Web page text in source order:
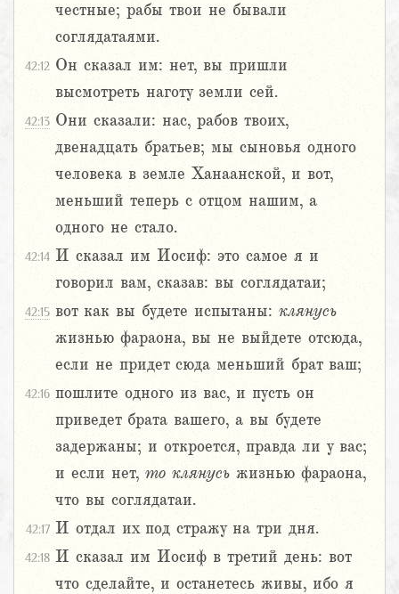
честные; рабы твои не бывали
соглядатаями.
42:12 Он сказал им: нет, вы пришли
высмотреть наготу земли сей.
42:13 Они сказали: нас, рабов твоих,
двенадцать братьев; мы сыновья одного
человека в земле Ханаанской, и вот,
меньший теперь с отцом нашим, а
одного не стало.
42:14 И сказал им Иосиф: это самое я и
говорил вам, сказав: вы соглядатаи;
42:15 вот как вы будете испытаны: клянусь
жизнью фараона, вы не выйдете отсюда,
если не придет сюда меньший брат ваш;
42:16 пошлите одного из вас, и пусть он
приведет брата вашего, а вы будете
задержаны; и откроется, правда ли у вас;
и если нет, то клянусь жизнью фараона,
что вы соглядатаи.
42:17 И отдал их под стражу на три дня.
42:18 И сказал им Иосиф в третий день: вот
что сделайте, и останетесь живы, ибо я